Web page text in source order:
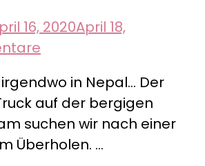
16, 2020April 18,
Sonnenschirm
und
guter
Laune
in Nepal… Der
auf der bergigen
suchen wir nach einer
Überholen. …